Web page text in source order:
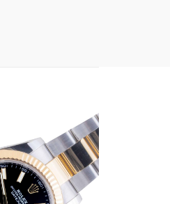
Add to
wishlist